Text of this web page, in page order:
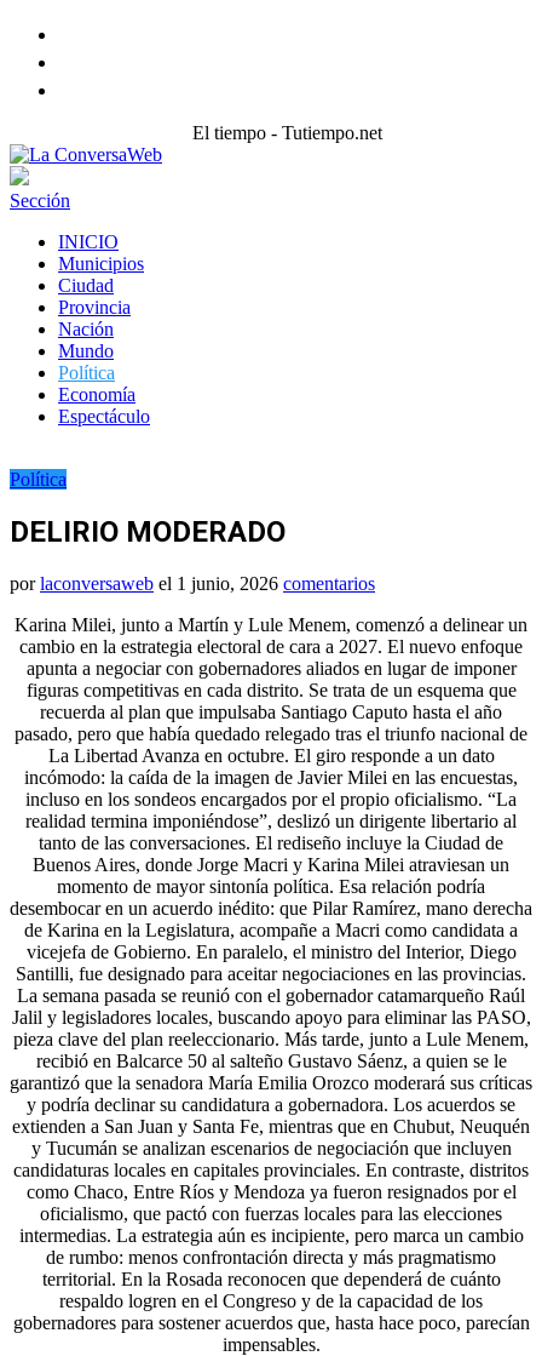
El tiempo - Tutiempo.net
Sección
INICIO
Municipios
Ciudad
Provincia
Nación
Mundo
Política
Economía
Espectáculo
Política
DELIRIO MODERADO
porlaconversaweb el 1 junio, 2026 comentarios
Karina Milei, junto a Martín y Lule Menem, comenzó a delinear un
cambio en la estrategia electoral de cara a 2027. El nuevo enfoque
apunta a negociar con gobernadores aliados en lugar de imponer
figuras competitivas en cada distrito. Se trata de un esquema que
recuerda al plan que impulsaba Santiago Caputo hasta el año
pasado, pero que había quedado relegado tras el triunfo nacional de
La Libertad Avanza en octubre. El giro responde a un dato
incómodo: la caída de la imagen de Javier Milei en las encuestas,
incluso en los sondeos encargados por el propio oficialismo. “La
realidad termina imponiéndose”, deslizó un dirigente libertario al
tanto de las conversaciones. El rediseño incluye la Ciudad de
Buenos Aires, donde Jorge Macri y Karina Milei atraviesan un
momento de mayor sintonía política. Esa relación podría
desembocar en un acuerdo inédito: que Pilar Ramírez, mano derecha
de Karina en la Legislatura, acompañe a Macri como candidata a
vicejefa de Gobierno. En paralelo, el ministro del Interior, Diego
Santilli, fue designado para aceitar negociaciones en las provincias.
La semana pasada se reunió con el gobernador catamarqueño Raúl
Jalil y legisladores locales, buscando apoyo para eliminar las PASO,
pieza clave del plan reeleccionario. Más tarde, junto a Lule Menem,
recibió en Balcarce 50 al salteño Gustavo Sáenz, a quien se le
garantizó que la senadora María Emilia Orozco moderará sus críticas
y podría declinar su candidatura a gobernadora. Los acuerdos se
extienden a San Juan y Santa Fe, mientras que en Chubut, Neuquén
y Tucumán se analizan escenarios de negociación que incluyen
candidaturas locales en capitales provinciales. En contraste, distritos
como Chaco, Entre Ríos y Mendoza ya fueron resignados por el
oficialismo, que pactó con fuerzas locales para las elecciones
intermedias. La estrategia aún es incipiente, pero marca un cambio
de rumbo: menos confrontación directa y más pragmatismo
territorial. En la Rosada reconocen que dependerá de cuánto
respaldo logren en el Congreso y de la capacidad de los
gobernadores para sostener acuerdos que, hasta hace poco, parecían
impensables.